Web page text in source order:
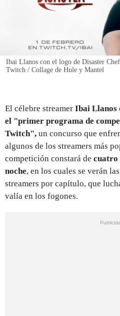
Ibai Llanos con el logo de Disaster
Twitch / Collage de Hule y Mantel
El célebre streamer Ibai Llanos
el "primer programa de
Twitch", un concurso que
algunos de los streamers más
competición constará de cuatro
noche, en los cuales se verán
streamers por capítulo, que
valía en los fogones.